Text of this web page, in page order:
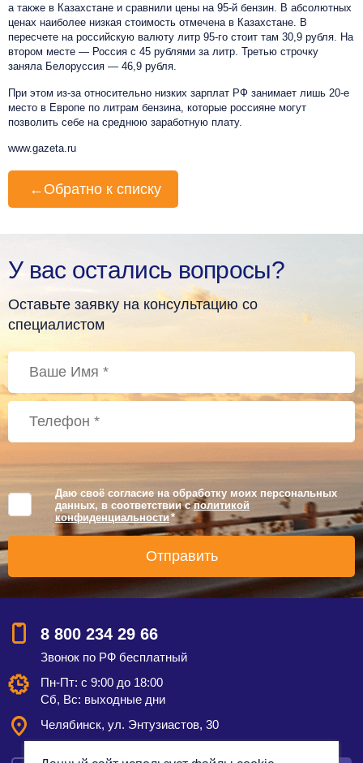
а также в Казахстане и сравнили цены на 95-й бензин. В абсолютных
ценах наиболее низкая стоимость отмечена в Казахстане. В
пересчете на российскую валюту литр 95-го стоит там 30,9 рубля. На
втором месте — Россия с 45 рублями за литр. Третью строчку
заняла Белоруссия — 46,9 рубля.
При этом из-за относительно низких зарплат РФ занимает лишь 20-е
место в Европе по литрам бензина, которые россияне могут
позволить себе на среднюю заработную плату.
www.gazeta.ru
← Обратно к списку
У вас остались вопросы?
Оставьте заявку на консультацию со
специалистом
Даю своё согласие на обработку моих персональных
данных, в соответствии сполитикой
конфиденциальности *
8 800 234 29 66
Звонок по РФ бесплатный
Пн-Пт: с 9:00 до 18:00
Сб, Вс: выходные дни
Челябинск, ул. Энтузиастов, 30